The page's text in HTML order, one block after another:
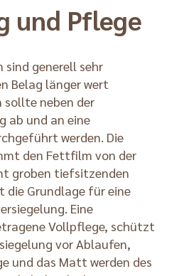
und Pflege
sind generell sehr
Belag länger wert
sollte neben der
ab und an eine
werden. Die
den Fettfilm von der
groben tiefsitzenden
die Grundlage für eine
Eine
Vollpflege, schützt
vor Ablaufen,
und das Matt werden des